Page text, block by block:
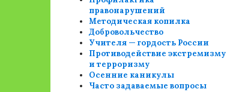
правонарушений
Методическая копилка
Добровольчество
Учителя — гордость России
Противодействие экстремизму
и терроризму
Осенние каникулы
Часто задаваемые вопросы